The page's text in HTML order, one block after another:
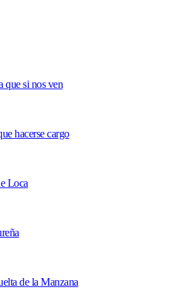
que si nos ven
hacerse cargo
Loca
de la Manzana